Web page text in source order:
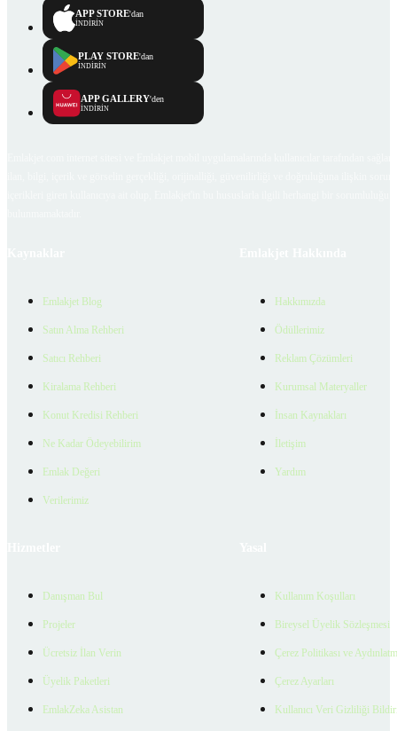
APP STORE'dan
İNDİRİN
PLAY STORE'dan
İNDİRİN
APP GALLERY'den
İNDİRİN
Emlakjet Blog
Satın Alma Rehberi
Satıcı Rehberi
Kiralama Rehberi
Konut Kredisi Rehberi
Ne Kadar Ödeyebilirim
Emlak Değeri
Verilerimiz
Hakkımızda
Ödüllerimiz
Reklam Çözümleri
Kurumsal Materyaller
İnsan Kaynakları
İletişim
Yardım
Danışman Bul
Projeler
Ücretsiz İlan Verin
Üyelik Paketleri
EmlakZeka Asistan
Kullanım Koşulları
Bireysel Üyelik Sözleşmesi
Çerez Politikası ve
Çerez Ayarları
Kullanıcı Veri Gizliliği